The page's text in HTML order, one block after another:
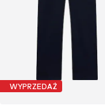
WYPRZEDAŻ